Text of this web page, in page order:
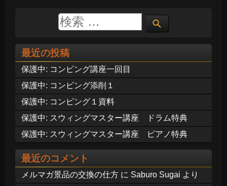
最近の投稿
保護中: コンピング講座一回目
保護中: コンピング添削１
保護中: コンピング１資料
保護中: スウィングマスター講座 ドラム特典
保護中: スウィングマスター講座 ピアノ特典
最近のコメント
メルマガ景品の交換の仕方 に Saburo Sugai より